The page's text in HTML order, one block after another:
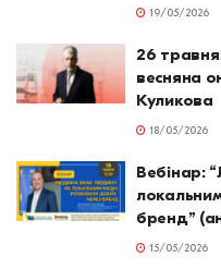
19/05/2026
26 травня
весняна
Куликова
18/05/2026
Вебінар:
бренд”
15/05/2026